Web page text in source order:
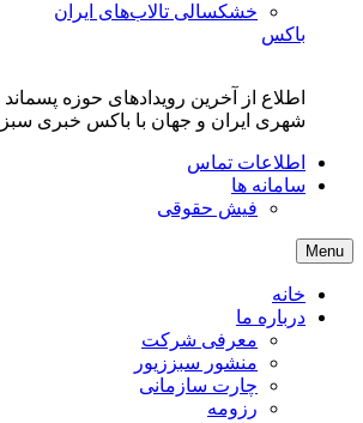
خشکسالی تالاب‌های ایران
باکس
اطلاع از آخرین رویدادهای حوزه
شهری ایران و جهان با باکس خبری
اطلاعات تماس
سامانه ها
فیش حقوقی
Menu
خانه
درباره ما
معرفی شرکت
منشور سبززیور
چارت سازمانی
رزومه